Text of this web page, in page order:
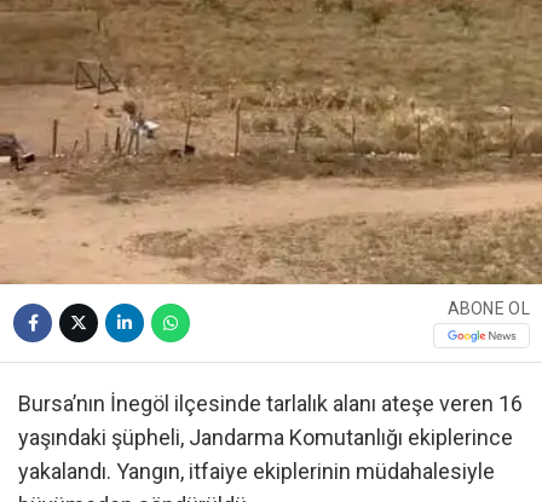
ABONE OL
Bursa’nın İnegöl ilçesinde tarlalık alanı ateşe veren 16
yaşındaki şüpheli, Jandarma Komutanlığı ekiplerince
yakalandı. Yangın, itfaiye ekiplerinin müdahalesiyle